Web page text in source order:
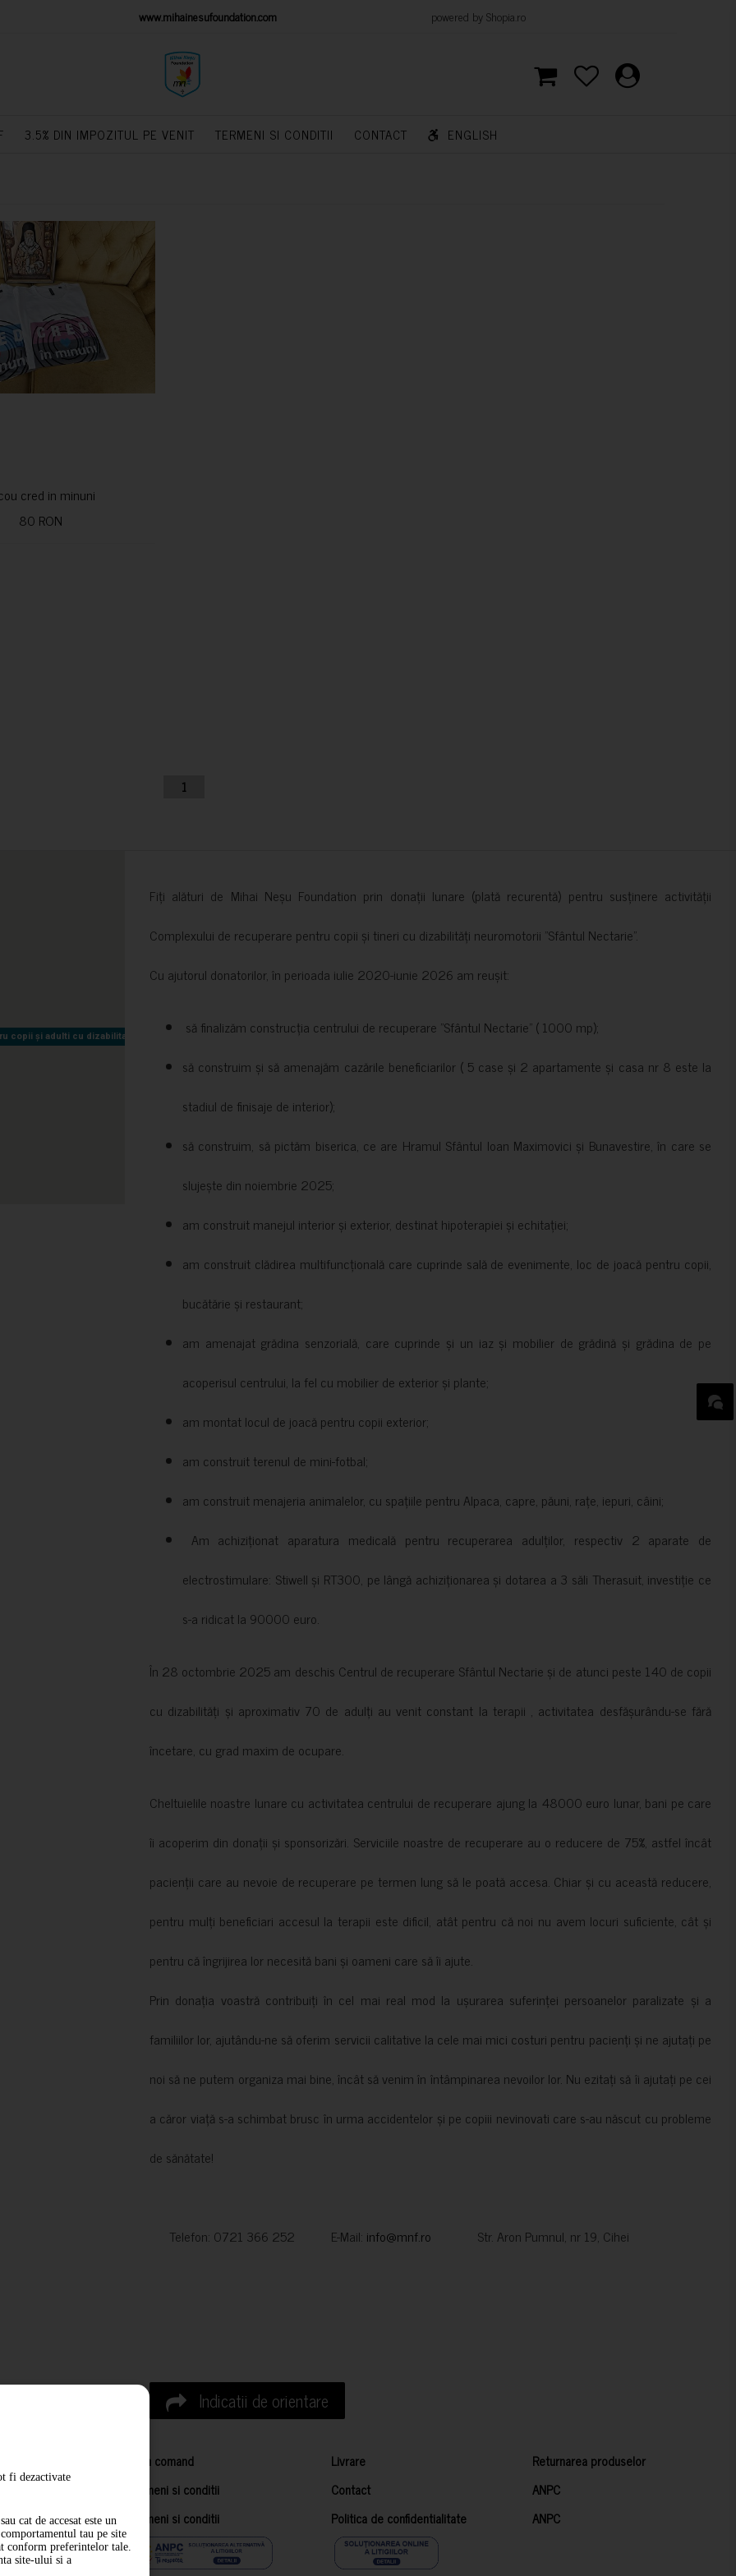
PLATFORM www.mihainesufoundation.com powered by Shopia.ro
3.5% DIN IMPOZITUL PE VENIT TERMENI SI CONDITII CONTACT ENGLISH
cred in minuni
80 RON
CUMPARA
1
copii și adulti cu dizabilitati neuromotorii Sfântul Nectarie
copii și adulti cu dizabilitati neuromotorii Sfântul Nectarie
Fiți alături de Mihai Neșu Foundation prin donații lunare (plată recurentă) pentru susținere activității
Complexului de recuperare pentru copii și tineri cu dizabilități neuromotorii ”Sfântul Nectarie”.
Cu ajutorul donatorilor, în perioada iulie 2020-iunie 2026 am reușit:
să finalizăm construcția centrului de recuperare ”Sfântul Nectarie” ( 1000 mp);
să construim și să amenajăm cazările beneficiarilor ( 5 case și 2 apartamente și casa nr 8 este la
stadiul de finisaje de interior);
să construim, să pictăm biserica, ce are Hramul Sfântul Ioan Maximovici și Bunavestire, în care se
slujește din noiembrie 2025;
am construit manejul interior și exterior, destinat hipoterapiei și echitației;
am construit clădirea multifuncțională care cuprinde sală de evenimente, loc de joacă pentru copii,
bucătărie și restaurant;
am amenajat grădina senzorială, care cuprinde și un iaz și mobilier de grădină și grădina de pe
acoperisul centrului, la fel cu mobilier de exterior și plante;
am montat locul de joacă pentru copii exterior;
am construit terenul de mini-fotbal;
am construit menajeria animalelor, cu spațiile pentru Alpaca, capre, păuni, rațe, iepuri, câini;
Am achiziționat aparatura medicală pentru recuperarea adulților, respectiv 2 aparate de
electrostimulare: Stiwell și RT300, pe lângă achiziționarea și dotarea a 3 săli Therasuit, investiție ce
s-a ridicat la 90000 euro.
În 28 octombrie 2025 am deschis Centrul de recuperare Sfântul Nectarie și de atunci peste 140 de copii
cu dizabilități și aproximativ 70 de adulți au venit constant la terapii , activitatea desfășurându-se fără
încetare, cu grad maxim de ocupare.
Cheltuielile noastre lunare cu activitatea centrului de recuperare ajung la 48000 euro lunar, bani pe care
îi acoperim din donații și sponsorizări. Serviciile noastre de recuperare au o reducere de 75%, astfel încât
pacienții care au nevoie de recuperare pe termen lung să le poată accesa. Chiar și cu această reducere,
pentru mulți beneficiari accesul la terapii este dificil, atât pentru că noi nu avem locuri suficiente, cât și
pentru că îngrijirea lor necesită bani și oameni care să îi ajute.
Prin donația voastră contribuiți în cel mai real mod la ușurarea suferinței persoanelor paralizate și a
familiilor lor, ajutându-ne să oferim servicii calitative la cele mai mici costuri pentru pacienți și ne ajutați pe
noi să ne putem organiza mai bine, încât să venim în întâmpinarea nevoilor lor. Nu ezitați să îi ajutați pe cei
a căror viață s-a schimbat brusc în urma accidentelor și pe copiii nevinovati care s-au născut cu probleme
de sănătate!
Telefon: 0721 366 252 E-Mail: info@mnf.ro Str. Aron Pumnul, nr 19, Cihei
Indicatii de orientare
Cum comand Livrare
Returnarea produselor
Termeni si conditii
Contact
ANPC
Termeni si conditii
Politica de confidentialitate ANPC
fi dezactivate
cat de accesat este un
tau pe site
conform preferintelor tale.
site-ului si a